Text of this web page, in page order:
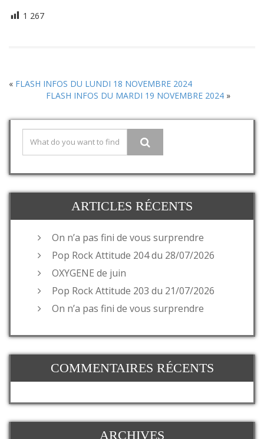
1 267
« FLASH INFOS DU LUNDI 18 NOVEMBRE 2024
FLASH INFOS DU MARDI 19 NOVEMBRE 2024»
ARTICLES RÉCENTS
On n’a pas fini de vous surprendre
Pop Rock Attitude 204 du 28/07/2026
OXYGENE de juin
Pop Rock Attitude 203 du 21/07/2026
On n’a pas fini de vous surprendre
COMMENTAIRES RÉCENTS
ARCHIVES